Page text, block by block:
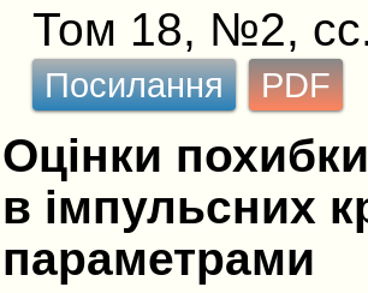
Том 18, №2,
Посилання PDF
Оцінки
в імпульсних
параметрами